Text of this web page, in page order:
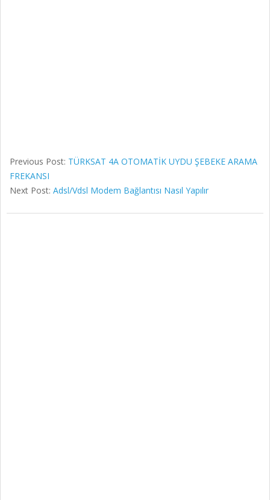
Previous Post: TÜRKSAT 4A OTOMATİK UYDU ŞEBEKE ARAMA
FREKANSI
Next Post: Adsl/Vdsl Modem Bağlantısı Nasıl Yapılır